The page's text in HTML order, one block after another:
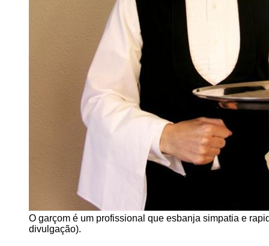
O garçom é um profissional que esbanja simpatia e
divulgação).